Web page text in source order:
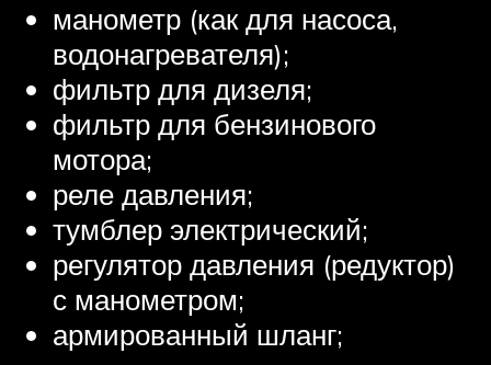
манометр (как для насоса,
водонагревателя);
фильтр для дизеля;
фильтр для бензинового
мотора;
реле давления;
тумблер электрический;
регулятор давления (редуктор)
с манометром;
армированный шланг;